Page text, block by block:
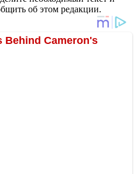
об этом редакции.